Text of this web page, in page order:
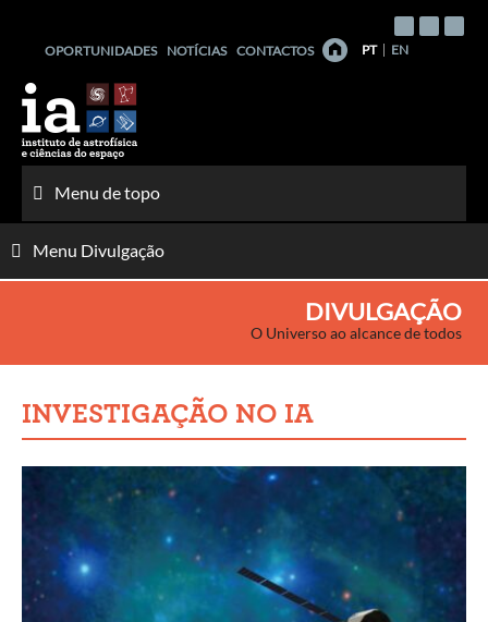
conteúdo
OPORTUNIDADES NOTÍCIAS CONTACTOS PT EN
Menu de topo
Menu Divulgação
DIVULGAÇÃO
O Universo ao alcance de todos
INVESTIGAÇÃO NO IA